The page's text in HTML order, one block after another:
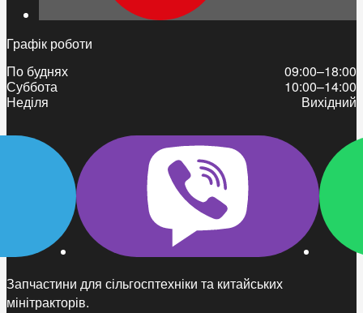
Запчастини для сільгосптехніки та китайських
мінітракторів.
Графік роботи
По буднях
09:00–18:00
Суббота
10:00–14:00
Неділя
Вихідний